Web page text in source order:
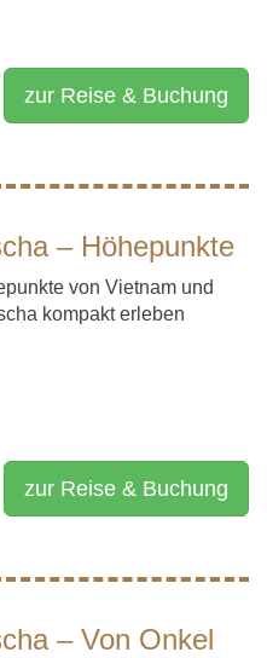
zur Reise & Buchung
– Höhepunkte
von Vietnam und
kompakt erleben
zur Reise & Buchung
– Von Onkel